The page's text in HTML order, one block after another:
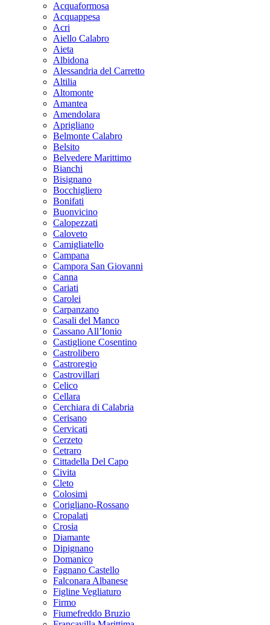
Acquaformosa
Acquappesa
Acri
Aiello Calabro
Aieta
Albidona
Alessandria del Carretto
Altilia
Altomonte
Amantea
Amendolara
Aprigliano
Belmonte Calabro
Belsito
Belvedere Marittimo
Bianchi
Bisignano
Bocchigliero
Bonifati
Buonvicino
Calopezzati
Caloveto
Camigliatello
Campana
Campora San Giovanni
Canna
Cariati
Carolei
Carpanzano
Casali del Manco
Cassano All’Ionio
Castiglione Cosentino
Castrolibero
Castroregio
Castrovillari
Celico
Cellara
Cerchiara di Calabria
Cerisano
Cervicati
Cerzeto
Cetraro
Cittadella Del Capo
Civita
Cleto
Colosimi
Corigliano-Rossano
Cropalati
Crosia
Diamante
Dipignano
Domanico
Fagnano Castello
Falconara Albanese
Figline Vegliaturo
Firmo
Fiumefreddo Bruzio